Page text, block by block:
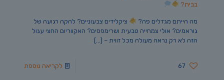
בבית?
מה הייתם מגדלים פה?
ציקלידים צבעוניים? להקה רגועה של
גוראמים? אולי צמחייה טבעית ושרימפסים? האקווריום החצי עגול
הזה לא רק נראה מעולה מכל זווית – […]
67 לקריאה נוספת